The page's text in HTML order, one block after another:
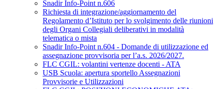
Snadir Info-Point n.606
Richiesta di integrazione/aggiornamento del
Regolamento d’Istituto per lo svolgimento delle riunioni
degli Organi Collegiali deliberativi in modalità
telematica o mista
Snadir Info-Point n.604 - Domande di utilizzazione ed
assegnazione provvisoria per l’a.s. 2026/2027.
FLC CGIL: volantini vertenze docenti - ATA
USB Scuola: apertura sportello Assegnazioni
Provvisorie e Utilizzazioni